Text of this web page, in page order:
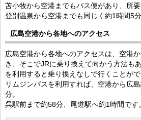
苫小牧から空港までもバス便があり、所要
登別温泉から空港までも同じく約1時間5分
広島空港から各地へのアクセス
広島空港から各地へのアクセスは、空港
き、そこでJRに乗り換えて向かう方法も
を利用すると乗り換えなしで行くことがで
リムジンバスを利用すれば、空港から広
分。
呉駅前まで約58分、尾道駅へ約1時間です。